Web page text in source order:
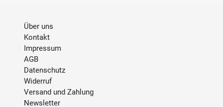
ALKOHOLGEHALT
TRINKTEMPERATUR
SULFITE
ABFÜLLER / IMPORTEUR
Über uns
Kontakt
Impressum
AGB
Datenschutz
Widerruf
Versand und Zahlung
Newsletter